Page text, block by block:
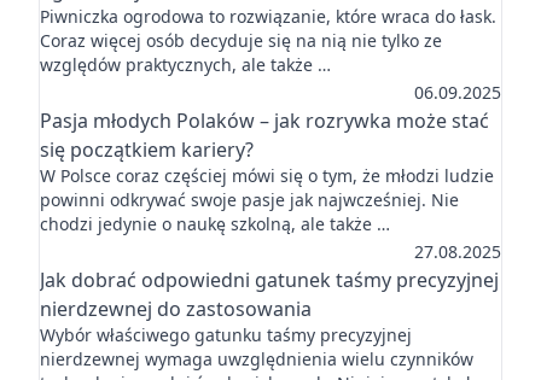
Piwniczka ogrodowa to rozwiązanie, które wraca do łask.
Coraz więcej osób decyduje się na nią nie tylko ze
względów praktycznych, ale także …
06.09.2025
Pasja młodych Polaków – jak rozrywka może stać
się początkiem kariery?
W Polsce coraz częściej mówi się o tym, że młodzi ludzie
powinni odkrywać swoje pasje jak najwcześniej. Nie
chodzi jedynie o naukę szkolną, ale także …
27.08.2025
Jak dobrać odpowiedni gatunek taśmy precyzyjnej
nierdzewnej do zastosowania
Wybór właściwego gatunku taśmy precyzyjnej
nierdzewnej wymaga uwzględnienia wielu czynników